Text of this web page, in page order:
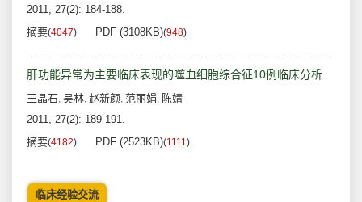
2011, 27(2): 184-188.
摘要(4047) PDF (3108KB)(948)
肝功能异常为主要临床表现的噬血细胞综合征10例临床分析
王晶石, 吴林, 赵新颜, 范丽娟, 陈婧
2011, 27(2): 189-191.
摘要(4182) PDF (2523KB)(1111)
临床经验交流